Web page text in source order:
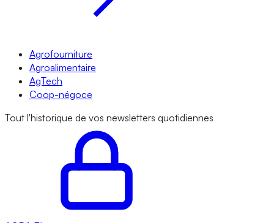
Agrofourniture
Agroalimentaire
AgTech
Coop-négoce
Tout l'historique de vos newsletters quotidiennes